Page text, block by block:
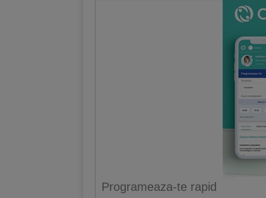
Programeaza-te rapid